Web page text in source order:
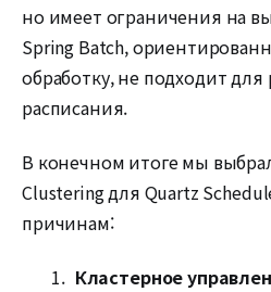
но имеет ограничения на
Spring Batch,
обработку, не подходит для
расписания.
В конечном итоге мы
Clustering для Quartz
причинам:
Кластерное